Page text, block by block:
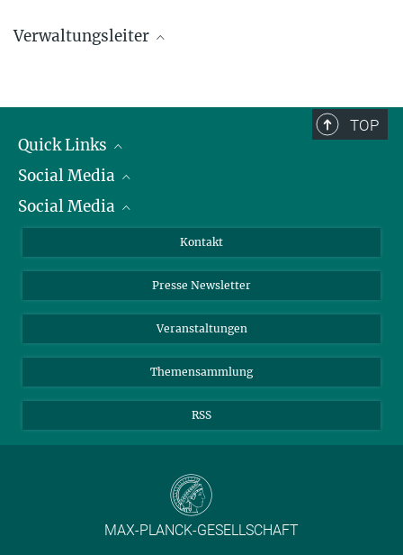
Dr. Jeanine Müller-Keuker
Verwaltungsleiter
TOP
Quick Links
Präsident
Zahlen und Fakten
Meldestelle Fehlverhalten
Social Media
Bluesky
TikTok
Social Media
Instagram
YouTube
Kontakt
Presse Newsletter
Veranstaltungen
Themensammlung
RSS
MAX-PLANCK-GESELLSCHAFT